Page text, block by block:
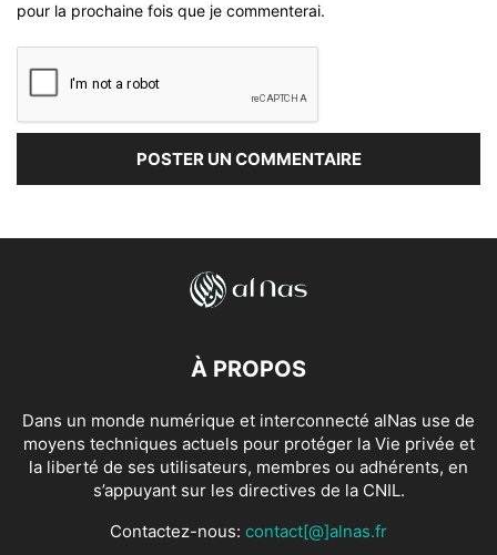
pour la prochaine fois que je commenterai.
À PROPOS
Dans un monde numérique et interconnecté alNas use de
moyens techniques actuels pour protéger la Vie privée et
la liberté de ses utilisateurs, membres ou adhérents, en
s’appuyant sur les directives de la CNIL.
Contactez-nous: contact[@]alnas.fr